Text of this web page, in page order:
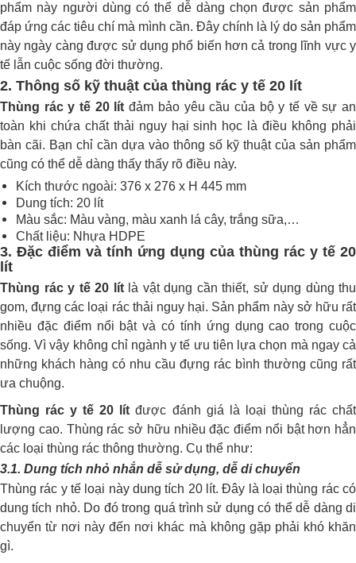
phẩm này người dùng có thể dễ dàng chọn được sản phẩm
đáp ứng các tiêu chí mà mình cần. Đây chính là lý do sản phẩm
này ngày càng được sử dụng phổ biến hơn cả trong lĩnh vực y
tế lẫn cuộc sống đời thường.
2. Thông số kỹ thuật của thùng rác y tế 20 lít
Thùng rác y tế 20 lít đảm bảo yêu cầu của bộ y tế về sự an
toàn khi chứa chất thải nguy hại sinh học là điều không phải
bàn cãi. Bạn chỉ cần dựa vào thông số kỹ thuật của sản phẩm
cũng có thể dễ dàng thấy thấy rõ điều này.
Kích thước ngoài: 376 x 276 x H 445 mm
Dung tích: 20 lít
Màu sắc: Màu vàng, màu xanh lá cây, trắng sữa,…
Chất liệu: Nhựa HDPE
3. Đặc điểm và tính ứng dụng của thùng rác y tế 20
lít
Thùng rác y tế 20 lítlà vật dụng cần thiết, sử dụng dùng thu
gom, đựng các loại rác thải nguy hại. Sản phẩm này sở hữu rất
nhiều đặc điểm nổi bật và có tính ứng dụng cao trong cuộc
sống. Vì vậy không chỉ ngành y tế ưu tiên lựa chọn mà ngay cả
những khách hàng có nhu cầu đựng rác bình thường cũng rất
ưa chuộng.
Thùng rác y tế 20 lít được đánh giá là loại thùng rác chất
lượng cao. Thùng rác sở hữu nhiều đặc điểm nổi bật hơn hẳn
các loại thùng rác thông thường. Cụ thể như:
3.1. Dung tích nhỏ nhắn dễ sử dụng, dễ di chuyển
Thùng rác y tế loại này dung tích 20 lít. Đây là loại thùng rác có
dung tích nhỏ. Do đó trong quá trình sử dụng có thể dễ dàng di
chuyển từ nơi này đến nơi khác mà không gặp phải khó khăn
gì.